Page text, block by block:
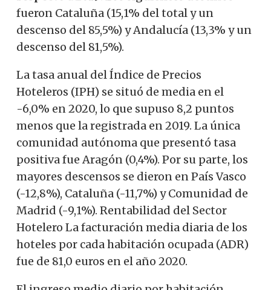
fueron Cataluña (15,1% del total y un
descenso del 85,5%) y Andalucía (13,3% y un
descenso del 81,5%).
La tasa anual del Índice de Precios
Hoteleros (IPH) se situó de media en el
-6,0% en 2020, lo que supuso 8,2 puntos
menos que la registrada en 2019. La única
comunidad autónoma que presentó tasa
positiva fue Aragón (0,4%). Por su parte, los
mayores descensos se dieron en País Vasco
(-12,8%), Cataluña (-11,7%) y Comunidad de
Madrid (-9,1%). Rentabilidad del Sector
Hotelero La facturación media diaria de los
hoteles por cada habitación ocupada (ADR)
fue de 81,0 euros en el año 2020.